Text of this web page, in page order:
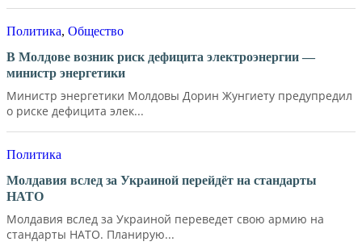
Политика, Общество
В Молдове возник риск дефицита электроэнергии —
министр энергетики
Министр энергетики Молдовы Дорин Жунгиету предупредил
о риске дефицита элек...
Политика
Молдавия вслед за Украиной перейдёт на стандарты
НАТО
Молдавия вслед за Украиной переведет свою армию на
стандарты НАТО. Планирую...